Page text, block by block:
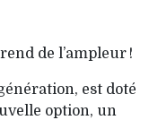
de l’ampleur !
est doté
option, un